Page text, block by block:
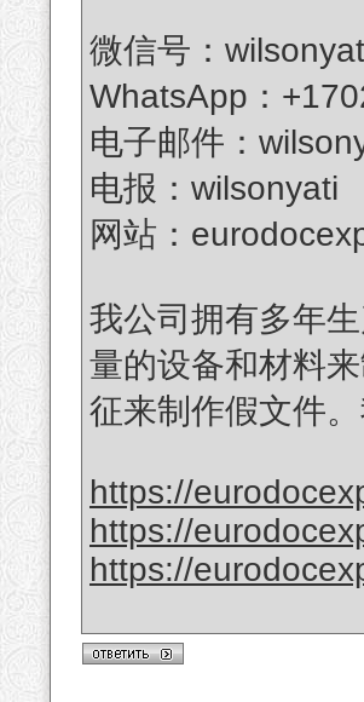
微信号：
WhatsApp：
电子邮件：
电报：wilsonyati
网站：
我公司拥有多年
量的设备和材料
征来制作假文件
https://
https://
https://